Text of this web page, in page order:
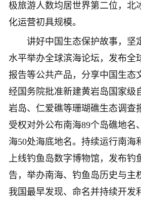
极旅游人数均居世界第二位，北
化运营初具规模。
讲好中国生态保护故事，坚
水平举办全球滨海论坛，发布全
报告等公共产品，分享中国生态
经国务院批准新建黄岩岛国家级
岩岛、仁爱礁等珊瑚礁生态调查
受权对外公布南海89个岛礁地名
海50处海底地名。持续运行南海
上线钓鱼岛数字博物馆，发布钓
告，举办南海、钓鱼岛历史与主
我国最早发现、命名并持续开发